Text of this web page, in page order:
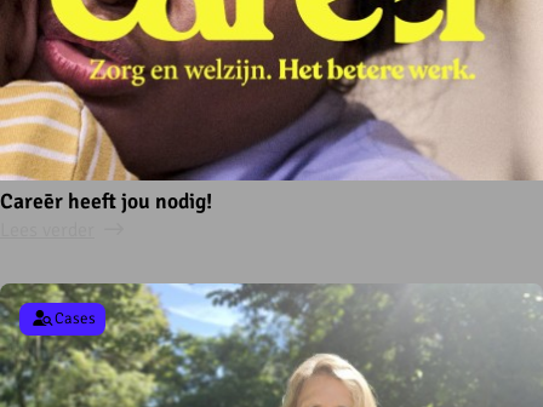
Careēr heeft jou nodig!
Cases